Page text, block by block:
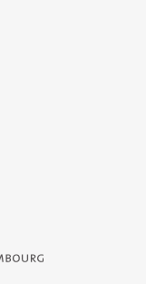
- Service